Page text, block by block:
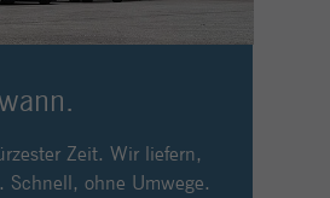
Zeit. Wir liefern,
Schnell, ohne Umwege.